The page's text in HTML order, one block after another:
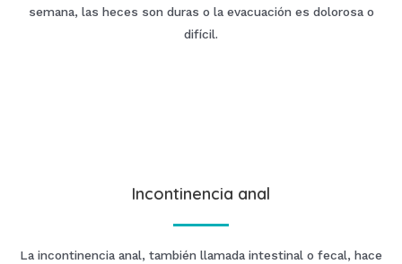
semana, las heces son duras o la evacuación es dolorosa o
difícil.
Incontinencia anal
La incontinencia anal, también llamada intestinal o fecal, hace